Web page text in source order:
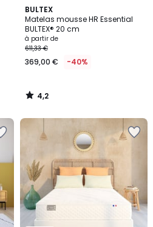
BULTEX
Matelas mousse HR Essential
BULTEX® 20 cm
à partir de
611,33 €
369,00 € -40%
4,2
/ 5
4,2
/